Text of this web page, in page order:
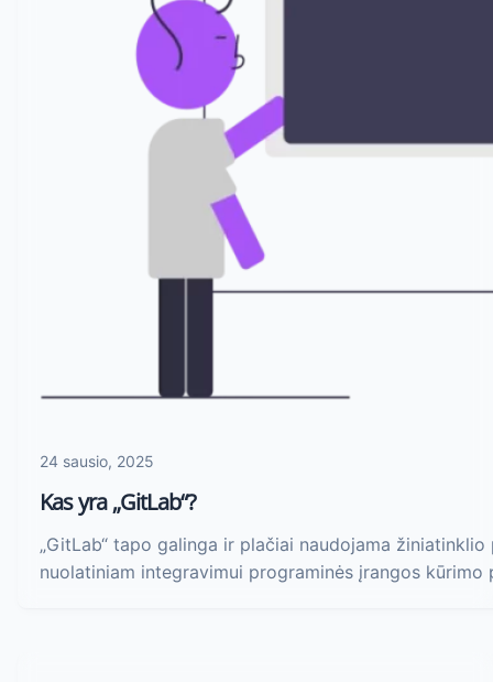
24 sausio, 2025
Kas yra „GitLab“?
„GitLab“ tapo galinga ir plačiai naudojama
nuolatiniam integravimui programinės įrangos kūrimo